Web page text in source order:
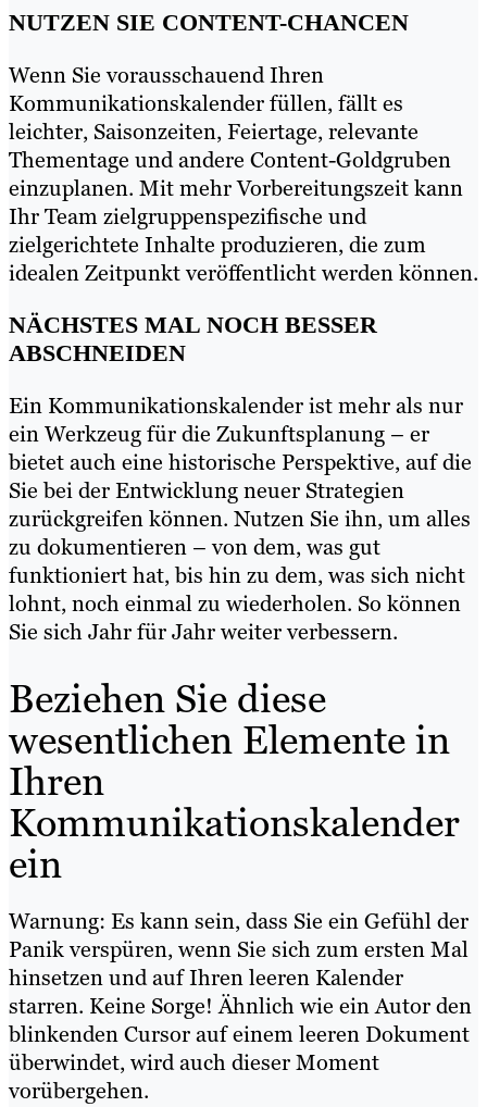
NUTZEN SIE CONTENT-CHANCEN
Wenn Sie vorausschauend Ihren
Kommunikationskalender füllen, fällt es
leichter, Saisonzeiten, Feiertage, relevante
Thementage und andere Content-Goldgruben
einzuplanen. Mit mehr Vorbereitungszeit kann
Ihr Team zielgruppenspezifische und
zielgerichtete Inhalte produzieren, die zum
idealen Zeitpunkt veröffentlicht werden können.
NÄCHSTES MAL NOCH BESSER
ABSCHNEIDEN
Ein Kommunikationskalender ist mehr als nur
ein Werkzeug für die Zukunftsplanung – er
bietet auch eine historische Perspektive, auf die
Sie bei der Entwicklung neuer Strategien
zurückgreifen können. Nutzen Sie ihn, um alles
zu dokumentieren – von dem, was gut
funktioniert hat, bis hin zu dem, was sich nicht
lohnt, noch einmal zu wiederholen. So können
Sie sich Jahr für Jahr weiter verbessern.
Beziehen Sie diese
wesentlichen Elemente in
Ihren
Kommunikationskalender
ein
Warnung: Es kann sein, dass Sie ein Gefühl der
Panik verspüren, wenn Sie sich zum ersten Mal
hinsetzen und auf Ihren leeren Kalender
starren. Keine Sorge! Ähnlich wie ein Autor den
blinkenden Cursor auf einem leeren Dokument
überwindet, wird auch dieser Moment
vorübergehen.